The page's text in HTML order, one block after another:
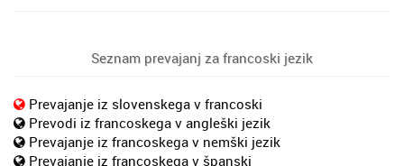
Seznam prevajanj za francoski jezik
Prevajanje iz slovenskega v francoski
Prevodi iz francoskega v angleški jezik
Prevajanje iz francoskega v nemški jezik
Prevajanje iz francoskega v španski